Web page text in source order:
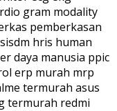
gram modality
pemberkasan
hris human
daya manusia ppic
erp murah mrp
termurah asus
termurah redmi